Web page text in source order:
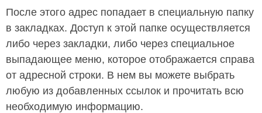
После этого адрес попадает в специальную папку
в закладках. Доступ к этой папке осуществляется
либо через закладки, либо через специальное
выпадающее меню, которое отображается справа
от адресной строки. В нем вы можете выбрать
любую из добавленных ссылок и прочитать всю
необходимую информацию.